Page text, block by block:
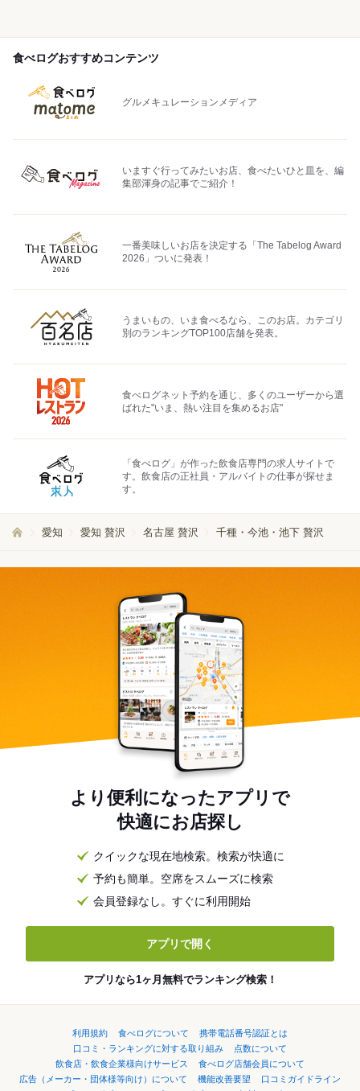
食べログおすすめコンテンツ
グルメキュレーションメディア
いますぐ行ってみたいお店、食べたいひと皿を、編
集部渾身の記事でご紹介！
一番美味しいお店を決定する「The Tabelog Award
2026」ついに発表！
うまいもの、いま食べるなら、このお店。カテゴリ
別のランキングTOP100店舗を発表。
食べログネット予約を通じ、多くのユーザーから選
ばれた"いま、熱い注目を集めるお店"
「食べログ」が作った飲食店専門の求人サイトで
す。飲食店の正社員・アルバイトの仕事が探せま
す。
愛知 愛知 贅沢 名古屋 贅沢 千種・今池・池下 贅沢
より便利になったアプリで
快適にお店探し
クイックな現在地検索。検索が快適に
予約も簡単。空席をスムーズに検索
会員登録なし。すぐに利用開始
アプリで開く
アプリなら1ヶ月無料でランキング検索！
利用規約 食べログについて
携帯電話番号認証とは
口コミ・ランキングに対する取り組み
点数について
飲食店・飲食企業様向けサービス
食べログ店舗会員について
広告（メーカー・団体様等向け）について
機能改善要望
口コミガイドライン